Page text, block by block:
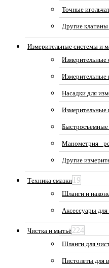
Точные
Другие
Измерительные системы и
Измерительные
Измерительные
Насадки для
Измерительные
Быстросъемные
Манометрия_
Другие
Техника смазки 19
Шланги и
Аксессуары для
Чистка и мытьё224
Шланги для
Пистолеты для